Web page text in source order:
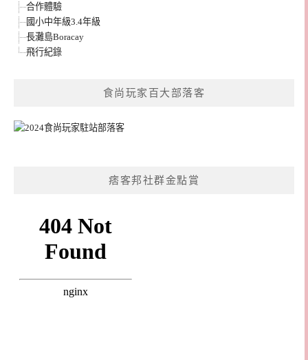
合作體驗
國小中年級3.4年級
長灘島Boracay
飛行紀錄
食尚玩家百大部落客
痞客邦社群金點賞